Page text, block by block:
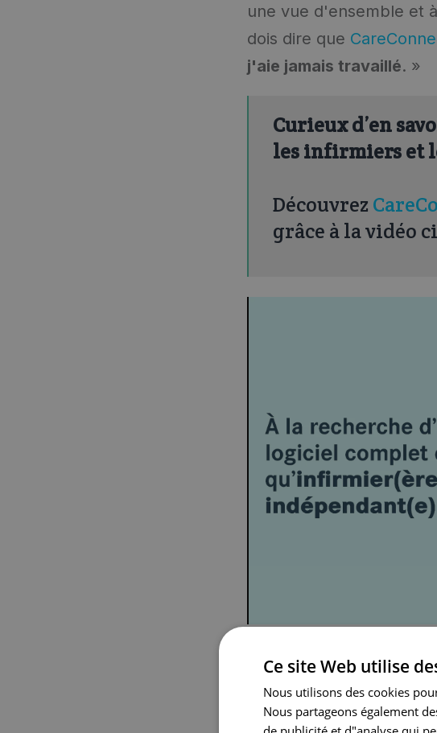
une vue d'ensemble et
dois dire que
j'aie jamais travaillé. »
Curieux d’en
les infirmiers et
Découvrez
grâce à la vidéo
Pour
« CareConnect Nurse
Ce site Web utilise
Nous utilisons des cookies
Nous partageons également